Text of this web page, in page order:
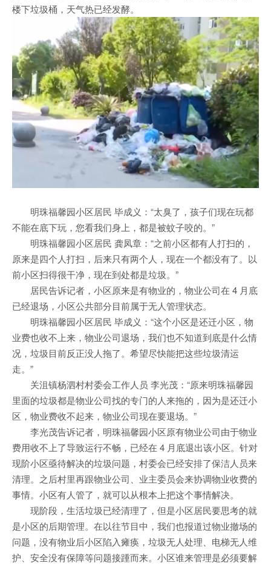
楼下垃圾桶，天气热已经发酵。
明珠福馨园小区居民 毕成义：“太臭了，孩子们现在玩都
不能在底下玩，您看我们身上，都是被蚊子咬的。”
明珠福馨园小区居民 龚凤章：“之前小区都有人打扫的，
原来是四个人打扫，后来只有两个人，现在一个都没有了。以
前小区扫得很干净，现在到处都是垃圾。”
居民告诉记者，小区原来是有物业的，物业公司在 4 月底
已经退场，小区公共部分目前属于无人管理状态。
明珠福馨园小区居民 毕成义：“这个小区是还迁小区，物
业费也收不上来，物业公司退场，我们也不知道到底是什么情
况，垃圾目前反正没人拖了。希望尽快能把这些垃圾清运
走。”
关沮镇杨泗村村委会工作人员 李光茂：“原来明珠福馨园
里面的垃圾都是物业公司找的专门的人来拖的，因为是还迁小
区，物业费收不起来，物业公司现在要退场。”
李光茂告诉记者，明珠福馨园小区原有物业公司由于物业
费用收不上了导致运行不畅，已经在 4 月底退出该小区。针对
现阶小区亟待解决的垃圾问题，村委会已经安排了保洁人员来
清理。之后村里再跟物业公司、业主委员会来协调物业收费的
事情。小区有人管了，就可以从根本上把这个事情解决。
现阶段，生活垃圾已经清理了，但是小区居民要思考的就
是小区的后期管理。在以往节目中，我们也报道过物业撤场的
问题，没有物业后小区陷入瘫痪，垃圾无人处理、电梯无人维
护、安全没有保障等问题接踵而来。小区谁来管理是必须要解